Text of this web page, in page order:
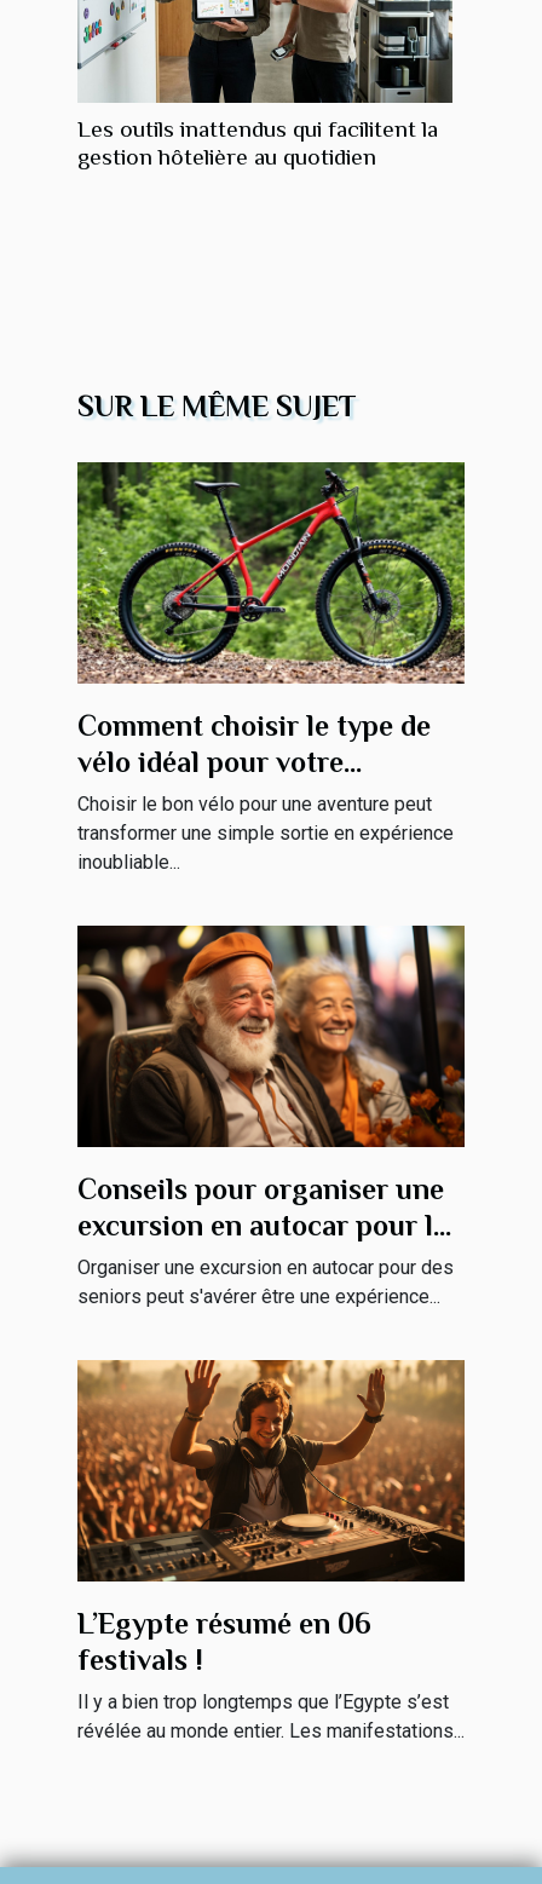
Les outils inattendus qui facilitent la
gestion hôtelière au quotidien
SUR LE MÊME SUJET
Comment choisir le type de
vélo idéal pour votre
prochaine aventure ?
Choisir le bon vélo pour une aventure peut
transformer une simple sortie en expérience
inoubliable...
Conseils pour organiser une
excursion en autocar pour les
seniors
Organiser une excursion en autocar pour des
seniors peut s'avérer être une expérience...
L’Egypte résumé en 06
festivals !
Il y a bien trop longtemps que l’Egypte s’est
révélée au monde entier. Les manifestations...